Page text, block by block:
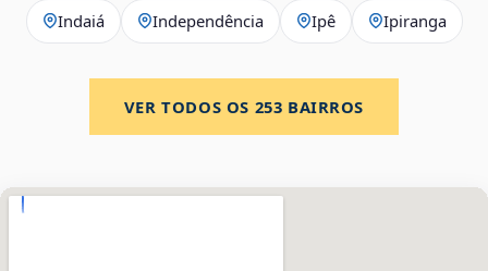
Indaiá Independência Ipê Ipiranga
VER TODOS OS 253 BAIRROS